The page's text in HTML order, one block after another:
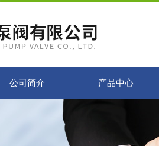
公司简介 产品中心